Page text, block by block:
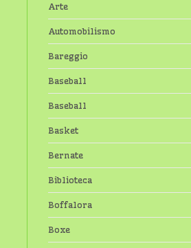
Arte
Automobilismo
Bareggio
Baseball
Baseball
Basket
Bernate
Biblioteca
Boffalora
Boxe